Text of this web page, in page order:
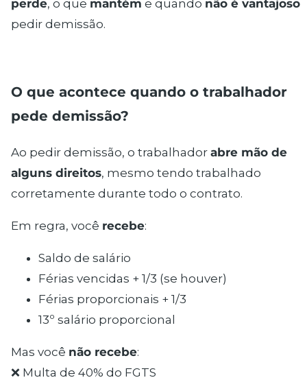
perde, o que mantém e quando não é vantajoso
pedir demissão.
O que acontece quando o trabalhador
pede demissão?
Ao pedir demissão, o trabalhador abre mão de
alguns direitos, mesmo tendo trabalhado
corretamente durante todo o contrato.
Em regra, você recebe:
Saldo de salário
Férias vencidas + 1/3 (se houver)
Férias proporcionais + 1/3
13º salário proporcional
Mas você não recebe:
❌ Multa de 40% do FGTS